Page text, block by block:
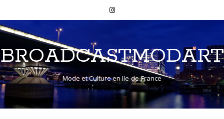
BROADCASTMODART
Mode et Culture en Ile-de-France